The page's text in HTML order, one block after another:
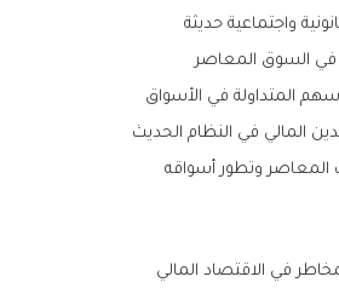
واجتماعية حديثة
في السوق المعاصر
المتداولة في الأسواق
المالي في النظام الحديث
المعاصر وتطور أسواقه
في الاقتصاد المالي